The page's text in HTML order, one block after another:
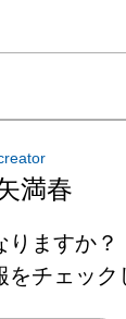
満春
りますか？
チェック